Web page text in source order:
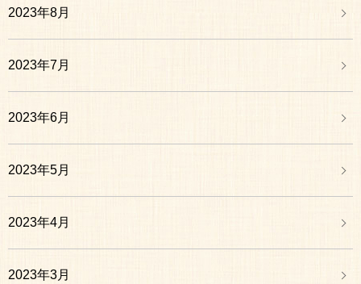
2023年8月
2023年7月
2023年6月
2023年5月
2023年4月
2023年3月